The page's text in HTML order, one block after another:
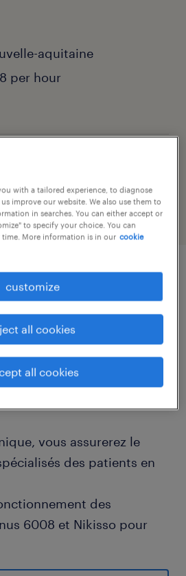
aquitaine
per hour
practitioner & technician
aux soins d'excellence
vous assurerez le
des patients en
des
6008 et Nikisso pour
avec l'équipe
with a tailored experience, to diagnose
improve our website. We also use them to
in searches. You can either accept or
to specify your choice. You can
More information is in our cookie
customize
all cookies
all cookies